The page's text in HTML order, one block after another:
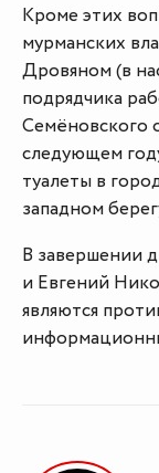
Кроме этих
мурманских
Дровяном (в
подрядчика
Семёновского
следующем
туалеты в
западном
В завершении
и Евгений
являются